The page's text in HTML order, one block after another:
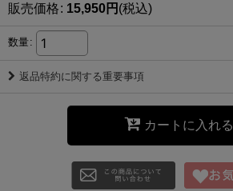
販売価格: 15,950円 (税込)
数量:
返品特約に関する重要事項
カートに入れる